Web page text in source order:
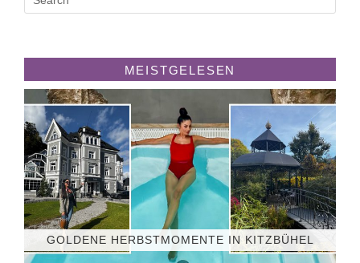
MEISTGELESEN
GOLDENE HERBSTMOMENTE IN KITZBÜHEL